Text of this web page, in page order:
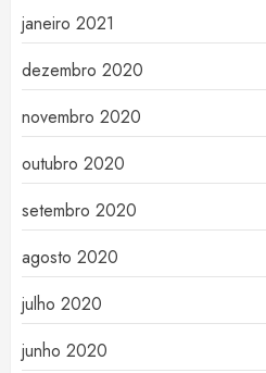
janeiro 2021
dezembro 2020
novembro 2020
outubro 2020
setembro 2020
agosto 2020
julho 2020
junho 2020